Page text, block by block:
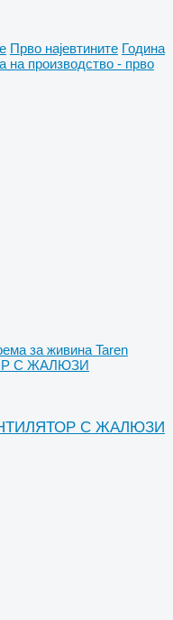
Прво најевтините Година
на производство - прво
за живина Taren
С ЖАЛЮЗИ
С ЖАЛЮЗИ